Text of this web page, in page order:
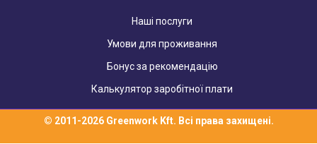
Наші послуги
Умови для проживання
Бонус за рекомендацію
Калькулятор заробітної плати
© 2011-2026 Greenwork Kft. Всі права захищені.